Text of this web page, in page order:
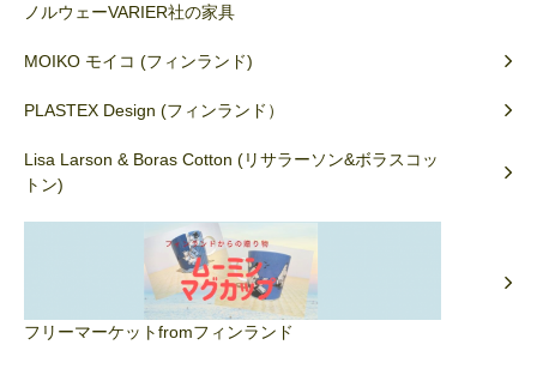
ノルウェーVARIER社の家具
MOIKO モイコ (フィンランド)
PLASTEX Design (フィンランド）
Lisa Larson & Boras Cotton (リサラーソン&ボラスコッ
トン)
フリーマーケットfromフィンランド